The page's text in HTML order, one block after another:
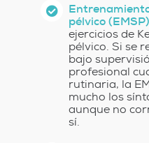
pélvico
ejercicios de
pélvico. Si se
bajo
profesional
rutinaria, la
mucho los
aunque no
sí.